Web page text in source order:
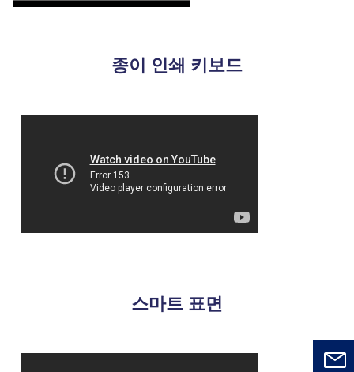
종이 인쇄 키보드
스마트 표면